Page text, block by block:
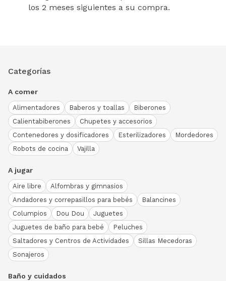
los 2 meses siguientes a su compra.
Categorías
A comer
Alimentadores Baberos y toallas
Biberones
Calientabiberones
Chupetes y accesorios
Contenedores y dosificadores
Esterilizadores
Mordedores
Robots de cocina
Vajilla
A jugar
Aire libre
Alfombras y gimnasios
Andadores y correpasillos para bebés
Balancines
Columpios
Dou Dou
Juguetes
Juguetes de baño para bebé
Peluches
Saltadores y Centros de Actividades
Sillas Mecedoras
Sonajeros
Baño y cuidados